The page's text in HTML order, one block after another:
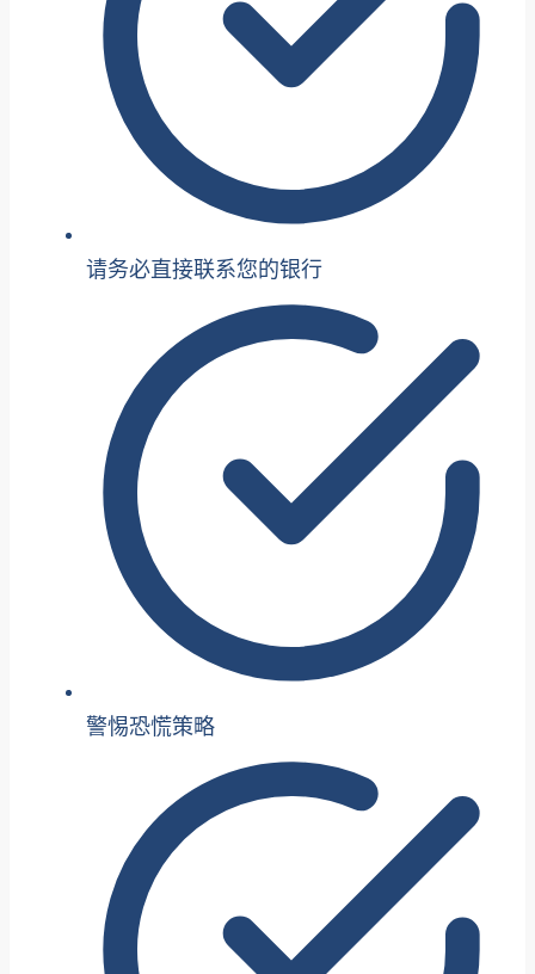
请务必直接联系您的银行
警惕恐慌策略